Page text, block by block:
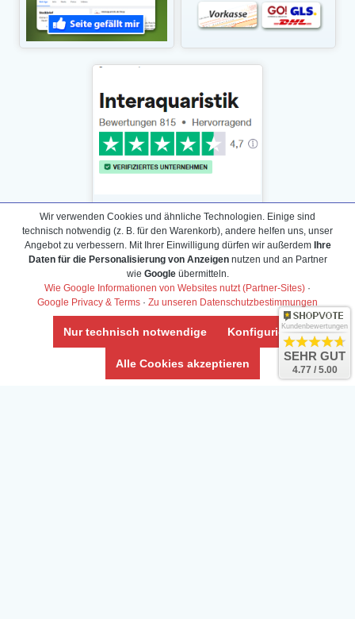
Daten­schutz­erklärung
Widerrufs­recht /Widerrufs­formular
AGB & Info
Impressum
Umwelt und Entsorgung
Vertrag widerrufen
Wir verwenden Cookies und ähnliche Technologien. Einige sind
technisch notwendig (z. B. für den Warenkorb), andere helfen uns, unser
Angebot zu verbessern. Mit Ihrer Einwilligung dürfen wir außerdem Ihre
Daten für die Personalisierung von Anzeigennutzen und an Partner
wie Googleübermitteln.
Wie Google Informationen von Websites nutzt (Partner-Sites) ·
Google Privacy & Terms · Zu unseren Datenschutzbestimmungen
Nur technisch notwendige Konfigurieren
Alle Cookies akzeptieren
Kundenbewertungen
SEHR GUT
4.77 / 5.00